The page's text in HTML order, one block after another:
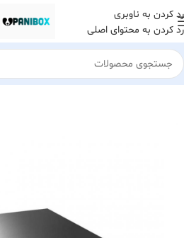
رد کردن به ناوبری
رد کردن به محتوای اصلی
خانه لوازم جانبی کامپیوتر کیس